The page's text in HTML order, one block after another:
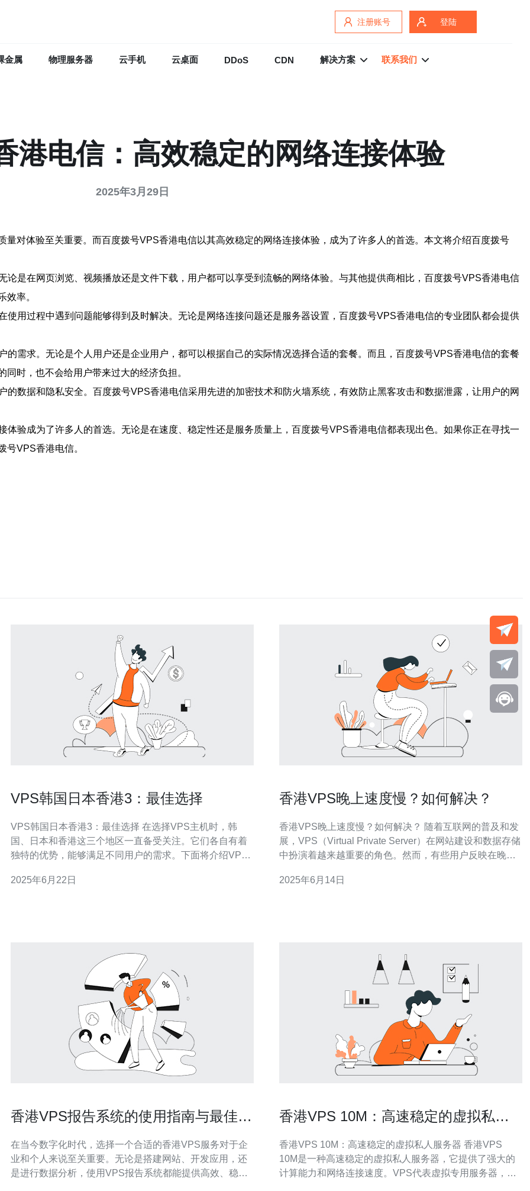
注册账号 登陆
金属 物理服务器 云手机 云桌面 DDoS CDN 解决方案 联系我们
港电信：高效稳定的网络连接体验
2025年3月29日
对体验至关重要。而百度拨号VPS香港电信以其高效稳定的网络连接体验，成为了许多人的首选。本文将介绍百度拨号
是在网页浏览、视频播放还是文件下载，用户都可以享受到流畅的网络体验。与其他提供商相比，百度拨号VPS香港电信
效率。
用过程中遇到问题能够得到及时解决。无论是网络连接问题还是服务器设置，百度拨号VPS香港电信的专业团队都会提供
需求。无论是个人用户还是企业用户，都可以根据自己的实际情况选择合适的套餐。而且，百度拨号VPS香港电信的套餐
时，也不会给用户带来过大的经济负担。
数据和隐私安全。百度拨号VPS香港电信采用先进的加密技术和防火墙系统，有效防止黑客攻击和数据泄露，让用户的网
验成为了许多人的首选。无论是在速度、稳定性还是服务质量上，百度拨号VPS香港电信都表现出色。如果你正在寻找一
号VPS香港电信。
VPS韩国日本香港3：最佳选择
VPS韩国日本香港3：最佳选择 在选择VPS主机时，韩
国、日本和香港这三个地区一直备受关注。它们各自有着
独特的优势，能够满足不同用户的需求。下面将介绍VPS
出最佳选择。 韩国VPS主机在亚洲地区享有很高的声誉，
2025年6月22日
香港VPS晚上速度慢？如何解决？
香港VPS晚上速度慢？如何解决？ 随着互联网的普及和发
展，VPS（Virtual Private Server）在网站建设和数据存储
中扮演着越来越重要的角色。然而，有些用户反映在晚上
体验。那么，究竟是什么原因导致了这种情况？又该如何
2025年6月14日
香港VPS报告系统的使用指南与最佳实
在当今数字化时代，选择一个合适的香港VPS服务对于企
业和个人来说至关重要。无论是搭建网站、开发应用，还
是进行数据分析，使用VPS报告系统都能提供高效、稳定
香港VPS 10M：高速稳定的虚拟私人
香港VPS 10M：高速稳定的虚拟私人服务器 香港VPS
10M是一种高速稳定的虚拟私人服务器，它提供了强大的
计算能力和网络连接速度。VPS代表虚拟专用服务器，